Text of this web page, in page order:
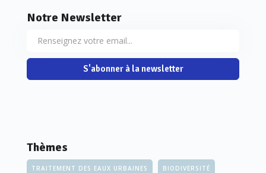
Notre Newsletter
S'abonner à la newsletter
Thèmes
TRAITEMENT DES EAUX URBAINES BIODIVERSITÉ